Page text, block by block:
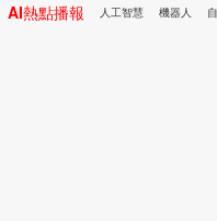
AI熱點播報 人工智慧 機器人